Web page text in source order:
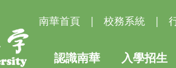
南華首頁 | 校務系統 |
認識南華 入學招生